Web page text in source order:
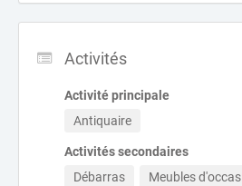
Activités
Activité principale
Antiquaire
Activités secondaires
Débarras
Meubles